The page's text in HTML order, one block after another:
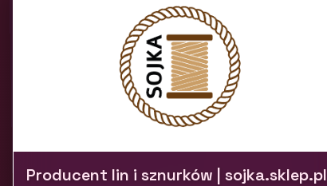
Producent lin i sznurków | sojka.sklep.pl